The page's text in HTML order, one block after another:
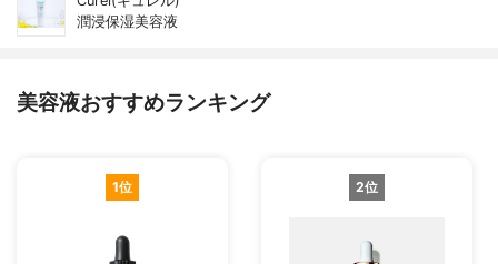
潤浸保湿美容液
美容液おすすめランキング
1位 2位